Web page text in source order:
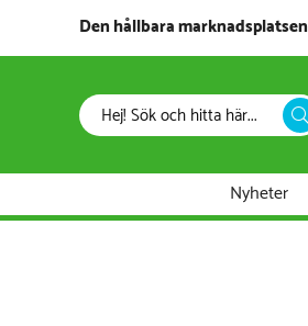
Den hållbara marknadsplatsen
Nyheter